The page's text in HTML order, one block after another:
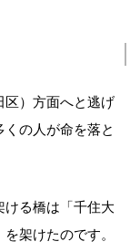
区）方面へと逃げ
の人が命を落と
ける橋は「千住大
架けたのです。